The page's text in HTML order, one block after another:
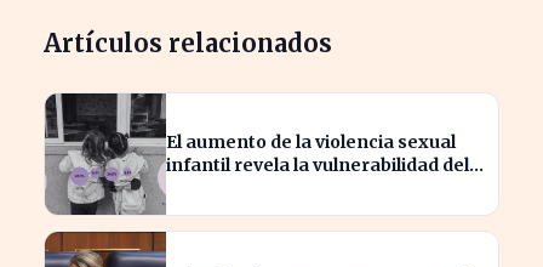
Artículos relacionados
El aumento de la violencia sexual
infantil revela la vulnerabilidad del